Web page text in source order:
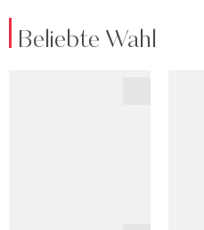
Beliebte Wahl